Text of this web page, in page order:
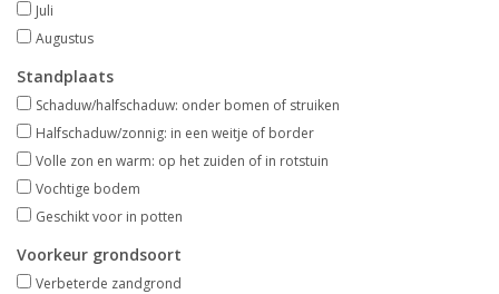
Aanbiedingen
Bodemverbetering
Overige producten
Advies
Onze tuinen!
Juli
Augustus
Standplaats
Schaduw/halfschaduw: onder bomen of struiken
Halfschaduw/zonnig: in een weitje of border
Volle zon en warm: op het zuiden of in rotstuin
Vochtige bodem
Geschikt voor in potten
Voorkeur grondsoort
Verbeterde zandgrond